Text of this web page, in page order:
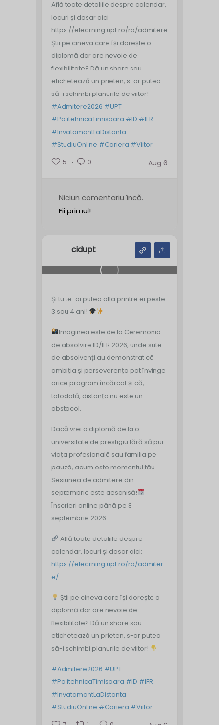
Află toate detaliile despre calendar,
locuri și dosar aici:
https://elearning.upt.ro/ro/admitere/
Știi pe cineva care își dorește o
diplomă dar are nevoie de
flexibilitate? Dă un share sau
etichetează un prieten, s-ar putea
să-i schimbi planurile de viitor!
#Admitere2026 #UPT
#PolitehnicaTimisoara #ID #IFR
#InvatamantLaDistanta
#StudiuOnline #Cariera #Viitor
5
0 Aug 6
Niciun comentariu încă.
Fii primul!
cidupt
Și tu te-ai putea afla printre ei peste
3 sau 4 ani!
Imaginea este de la Ceremonia
de absolvire ID/IFR 2026, unde sute
de absolvenți au demonstrat că
ambiția și perseverența pot învinge
orice program încărcat și că,
totodată, distanța nu este un
obstacol.
Dacă vrei o diplomă de la o
universitate de prestigiu fără să pui
viața profesională sau familia pe
pauză, acum este momentul tău.
Sesiunea de admitere din
septembrie este deschisă!
Înscrieri online până pe 8
septembrie 2026.
Află toate detaliile despre
calendar, locuri și dosar aici:
https://elearning.upt.ro/ro/admiter
e/
Știi pe cineva care își dorește o
diplomă dar are nevoie de
flexibilitate? Dă un share sau
etichetează un prieten, s-ar putea
să-i schimbi planurile de viitor!
#Admitere2026 #UPT
#PolitehnicaTimisoara #ID #IFR
#InvatamantLaDistanta
#StudiuOnline #Cariera #Viitor